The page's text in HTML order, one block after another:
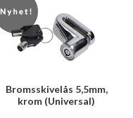
Bromsskivelås 5,5mm,
krom (Universal)